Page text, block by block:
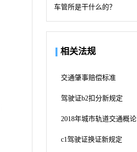
车管所是干什么的？
相关法规
交通肇事赔偿标准
驾驶证b2扣分新规定
2018年城市轨道交通概论
c1驾驶证换证新规定